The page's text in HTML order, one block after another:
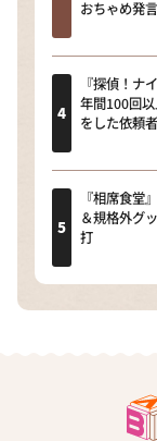
おちゃめ発言
『探偵！ナ
年間100回
をした依頼
『相席食堂
＆規格外グ
打